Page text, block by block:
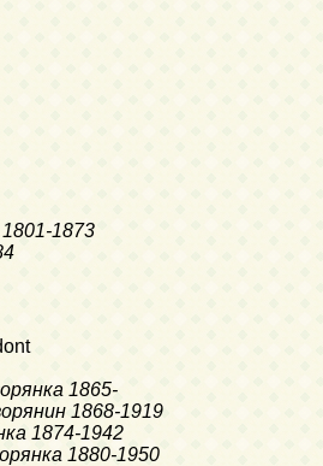
1801-1873
1865-
1868-1919
1874-1942
1880-1950